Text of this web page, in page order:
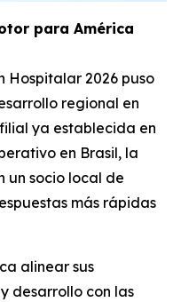
para América
Hospitalar 2026 puso
regional en
ya establecida en
en Brasil, la
un socio local de
más rápidas
alinear sus
desarrollo con las